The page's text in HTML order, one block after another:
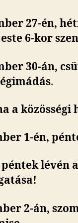
27-én,
6-kor
30-án,
.
a közösségi
1-én,
péntek lévén
2-án,